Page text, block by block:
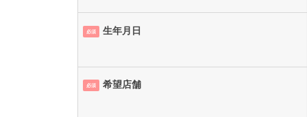
必須 生年月日
必須 希望店舗